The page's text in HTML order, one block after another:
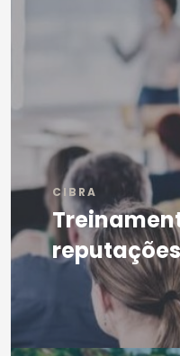
CIBRA
reputações